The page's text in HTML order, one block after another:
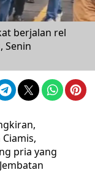
berjalan rel
Senin
pria yang